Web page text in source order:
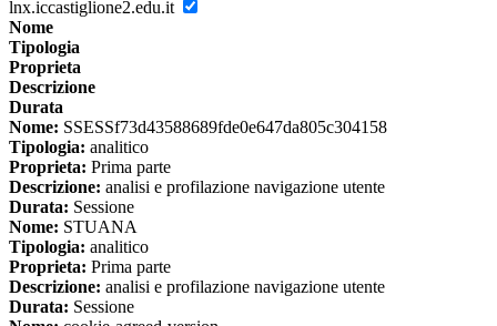
lnx.iccastiglione2.edu.it
Nome
Tipologia
Proprieta
Descrizione
Durata
Nome: SSESSf73d43588689fde0e647da805c304158
Tipologia: analitico
Proprieta: Prima parte
Descrizione: analisi e profilazione navigazione utente
Durata: Sessione
Nome: STUANA
Tipologia: analitico
Proprieta: Prima parte
Descrizione: analisi e profilazione navigazione utente
Durata: Sessione